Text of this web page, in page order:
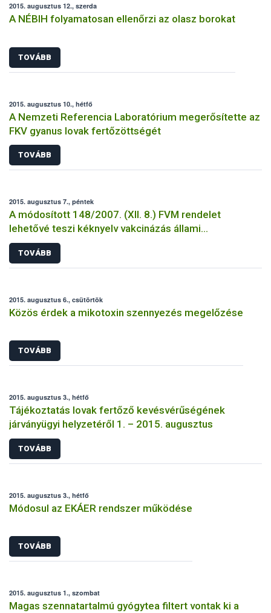
2015. augusztus 12., szerda
A NÉBIH folyamatosan ellenőrzi az olasz borokat
TOVÁBB
2015. augusztus 10., hétfő
A Nemzeti Referencia Laboratórium megerősítette az
FKV gyanus lovak fertőzöttségét
TOVÁBB
2015. augusztus 7., péntek
A módosított 148/2007. (XII. 8.) FVM rendelet
lehetővé teszi kéknyelv vakcinázás állami
támogatását
TOVÁBB
2015. augusztus 6., csütörtök
Közös érdek a mikotoxin szennyezés megelőzése
TOVÁBB
2015. augusztus 3., hétfő
Tájékoztatás lovak fertőző kevésvérűségének
járványügyi helyzetéről 1. – 2015. augusztus
TOVÁBB
2015. augusztus 3., hétfő
Módosul az EKÁER rendszer működése
TOVÁBB
2015. augusztus 1., szombat
Magas szennatartalmú gyógytea filtert vontak ki a